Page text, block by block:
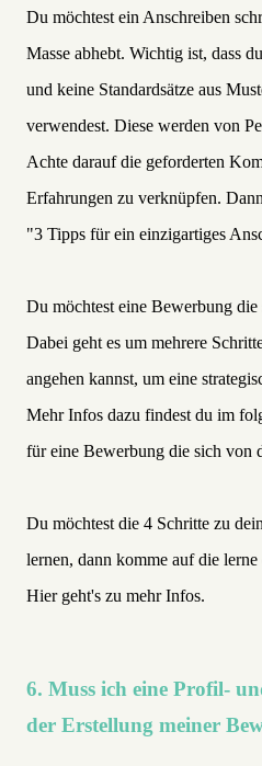
Du möchtest ein Anschreiben
Masse abhebt. Wichtig ist, dass
und keine Standardsätze aus
verwendest. Diese werden von
Achte darauf die geforderten
Erfahrungen zu verknüpfen.
"3 Tipps für ein einzigartiges
Du möchtest eine Bewerbung
Dabei geht es um mehrere
angehen kannst, um eine
Mehr Infos dazu findest du im
für eine Bewerbung die sich von
Du möchtest die 4 Schritte zu
lernen, dann komme auf die
Hier geht's zu mehr Infos.
6. Muss ich eine Profil-
der Erstellung meiner